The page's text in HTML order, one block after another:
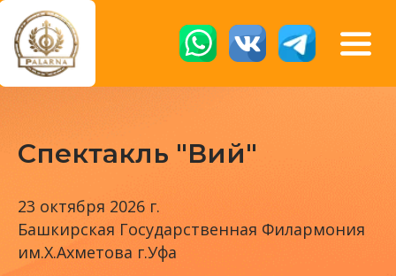
Спектакль "Вий"
23 октября 2026 г.
Башкирская Государственная Филармония
им.Х.Ахметова г.Уфа